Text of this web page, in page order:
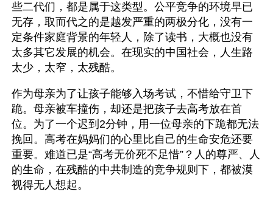
些二代们，都是属于这类型。公平竞争的环境早已
无存，取而代之的是越发严重的两极分化，没有一
定条件家庭背景的年轻人，除了读书，大概也没有
太多其它发展的机会。在现实的中国社会，人生路
太少，太窄，太残酷。
作为母亲为了让孩子能够入场考试，不惜给守卫下
跪。母亲被车撞伤，却还是把孩子去高考放在首
位。为了一个迟到2分钟，用一位母亲的下跪都无法
挽回。高考在妈妈们的心里比自己的生命安危还要
重要。难道已是“高考无价死不足惜”？人的尊严、人
的生命，在残酷的中共制造的竞争规则下，都被漠
视得无人想起。